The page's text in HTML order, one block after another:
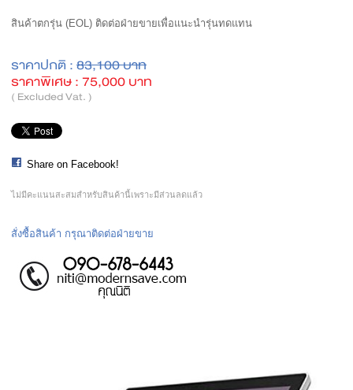
สินค้าตกรุ่น (EOL) ติดต่อฝ่ายขายเพื่อแนะนำรุ่นทดแทน
ราคาปกติ : 83,100 บาท
ราคาพิเศษ : 75,000 บาท
( Excluded Vat. )
Share on Facebook!
ไม่มีคะแนนสะสมสำหรับสินค้านี้เพราะมีส่วนลดแล้ว
สั่งซื้อสินค้า กรุณาติดต่อฝ่ายขาย